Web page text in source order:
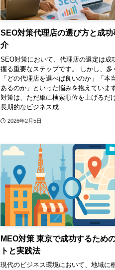
SEO対策代理店の選び方と成功
介
SEO対策において、代理店の選定は成
握る重要なステップです。 しかし、多
「どの代理店を選べば良いのか」「本
あるのか」といった悩みを抱えていま
対策は、ただ単に検索順位を上げるだ
長期的なビジネス成...
2026年2月5日
MEO対策 東京で成功するため
トと実践法
現代のビジネス環境において、地域に